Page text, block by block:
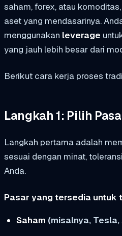
saham, forex, atau
aset yang mendasarinya.
menggunakan leverage
yang jauh lebih besar dari
Berikut cara kerja proses
Langkah 1: Pilih
Langkah pertama adalah
sesuai dengan minat,
Anda.
Pasar yang tersedia untuk
Saham (misalnya, Tesla,